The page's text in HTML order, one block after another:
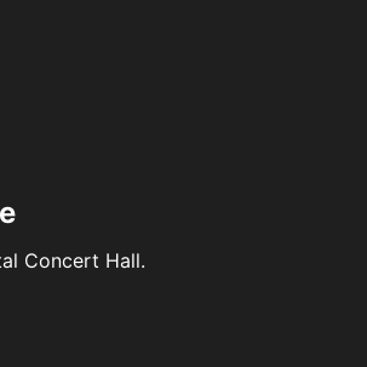
Concert Hall.